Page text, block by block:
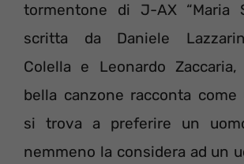
tormentone di J-AX “Maria
scritta da Daniele
Colella e Leonardo
bella canzone racconta come
si trova a preferire un
nemmeno la considera ad un